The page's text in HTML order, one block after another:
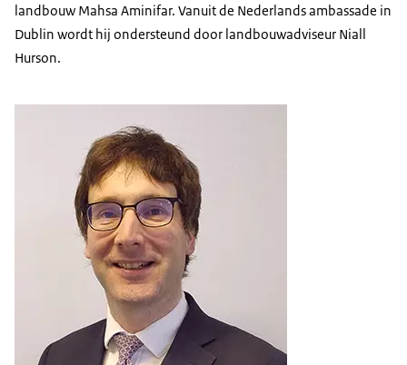
landbouw Mahsa Aminifar. Vanuit de Nederlands ambassade in
Dublin wordt hij ondersteund door landbouwadviseur Niall
Hurson.